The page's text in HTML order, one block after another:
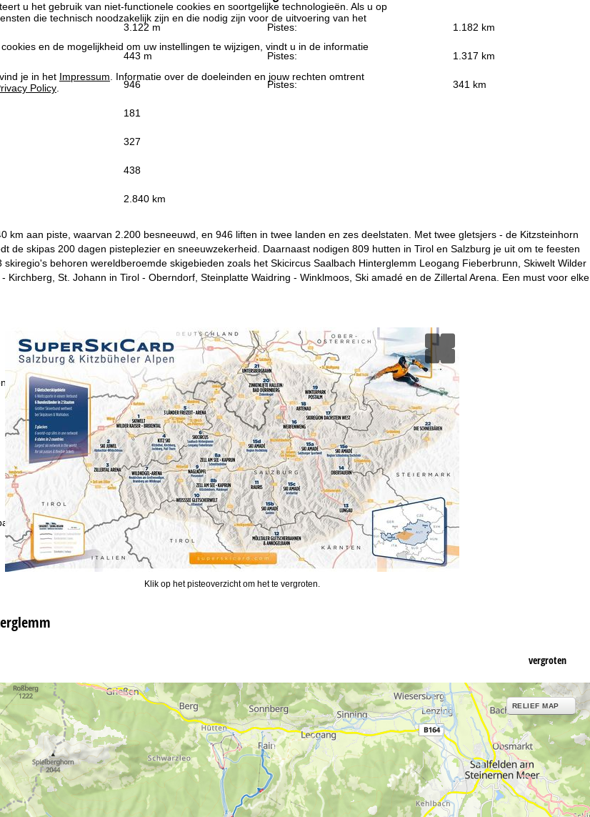
u het gebruik van niet-functionele cookies en soortgelijke technologieën. Als u op
die technisch noodzakelijk zijn en die nodig zijn voor de uitvoering van het
en de mogelijkheid om uw instellingen te wijzigen, vindt u in de informatie
je in het Impressum. Informatie over de doeleinden en jouw rechten omtrent
Policy.
09:00-17:00
09:00-14:00
gesloten
Advies
3.122 m Pistes: 1.182 km
443 m Pistes: 1.317 km
946 Pistes: 341 km
181
327
438
2.840 km
km aan piste, waarvan 2.200 besneeuwd, en 946 liften in twee landen en zes deelstaten. Met twee gletsjers - de Kitzsteinhorn
de skipas 200 dagen pisteplezier en sneeuwzekerheid. Daarnaast nodigen 809 hutten in Tirol en Salzburg je uit om te feesten
skiregio's behoren wereldberoemde skigebieden zoals het Skicircus Saalbach Hinterglemm Leogang Fieberbrunn, Skiwelt Wilder
Kirchberg, St. Johann in Tirol - Oberndorf, Steinplatte Waidring - Winklmoos, Ski amadé en de Zillertal Arena. Een must voor elke
Klik op het pisteoverzicht om het te vergroten.
vergroten
RELIEF MAP